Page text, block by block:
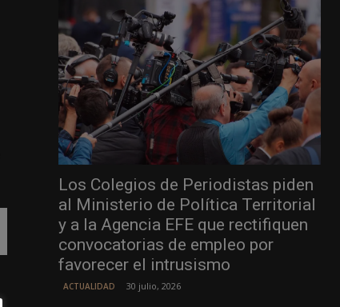
Los Colegios de Periodistas piden
al Ministerio de Política Territorial
y a la Agencia EFE que rectifiquen
convocatorias de empleo por
favorecer el intrusismo
ACTUALIDAD 30 julio, 2026